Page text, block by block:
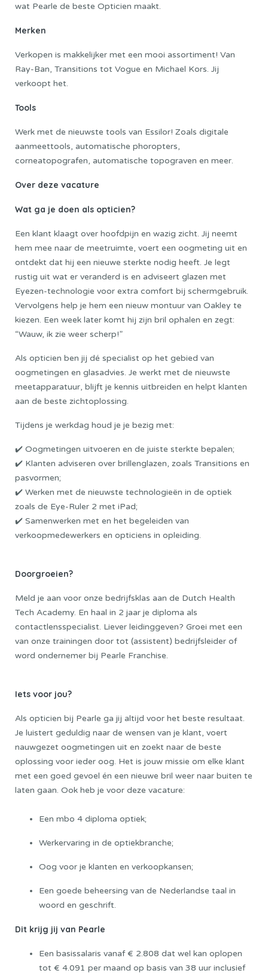
wat Pearle de beste Opticien maakt.
Merken
Verkopen is makkelijker met een mooi assortiment! Van
Ray-Ban, Transitions tot Vogue en Michael Kors. Jij
verkoopt het.
Tools
Werk met de nieuwste tools van Essilor! Zoals digitale
aanmeettools, automatische phoropters,
corneatopografen, automatische topograven en meer.
Over deze vacature
Wat ga je doen als opticien?
Een klant klaagt over hoofdpijn en wazig zicht. Jij neemt
hem mee naar de meetruimte, voert een oogmeting uit en
ontdekt dat hij een nieuwe sterkte nodig heeft. Je legt
rustig uit wat er veranderd is en adviseert glazen met
Eyezen-technologie voor extra comfort bij schermgebruik.
Vervolgens help je hem een nieuw montuur van Oakley te
kiezen. Een week later komt hij zijn bril ophalen en zegt:
“Wauw, ik zie weer scherp!”
Als opticien ben jij dé specialist op het gebied van
oogmetingen en glasadvies. Je werkt met de nieuwste
meetapparatuur, blijft je kennis uitbreiden en helpt klanten
aan de beste zichtoplossing.
Tijdens je werkdag houd je je bezig met:
✔️ Oogmetingen uitvoeren en de juiste sterkte bepalen;
✔️ Klanten adviseren over brillenglazen, zoals Transitions en
pasvormen;
✔️ Werken met de nieuwste technologieën in de optiek
zoals de Eye-Ruler 2 met iPad;
✔️ Samenwerken met en het begeleiden van
verkoopmedewerkers en opticiens in opleiding.
Doorgroeien?
Meld je aan voor onze bedrijfsklas aan de Dutch Health
Tech Academy. En haal in 2 jaar je diploma als
contactlensspecialist. Liever leidinggeven? Groei met een
van onze trainingen door tot (assistent) bedrijfsleider of
word ondernemer bij Pearle Franchise.
Iets voor jou?
Als opticien bij Pearle ga jij altijd voor het beste resultaat.
Je luistert geduldig naar de wensen van je klant, voert
nauwgezet oogmetingen uit en zoekt naar de beste
oplossing voor ieder oog. Het is jouw missie om elke klant
met een goed gevoel én een nieuwe bril weer naar buiten te
laten gaan. Ook heb je voor deze vacature:
Een mbo 4 diploma optiek;
Werkervaring in de optiekbranche;
Oog voor je klanten en verkoopkansen;
Een goede beheersing van de Nederlandse taal in
woord en geschrift.
Dit krijg jij van Pearle
Een basissalaris vanaf € 2.808 dat wel kan oplopen
tot € 4.091 per maand op basis van 38 uur inclusief